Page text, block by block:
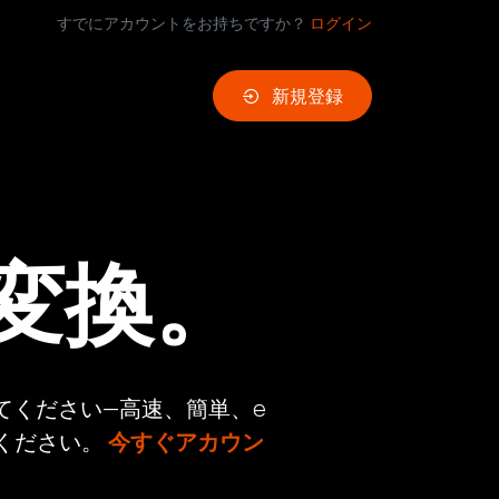
すでにアカウントをお持ちですか？ ログイン
新規登録
。
ください—高速、簡単、e
さい。 今すぐアカウン